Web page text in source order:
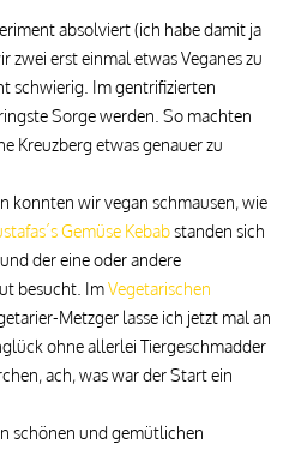
absolviert (ich habe damit ja
zwei erst einmal etwas Veganes zu
schwierig. Im gentrifizierten
Sorge werden. So machten
Kreuzberg etwas genauer zu
konnten wir vegan schmausen, wie
Gemüse Kebabstanden sich
der eine oder andere
besucht. ImVegetarischen
Metzger lasse ich jetzt mal an
ohne allerlei Tiergeschmadder
ach, was war der Start ein
schönen und gemütlichen